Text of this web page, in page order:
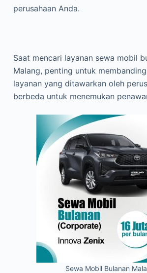
perusahaan Anda.
Saat mencari layanan sewa mobil
Malang, penting untuk
layanan yang ditawarkan oleh
berbeda untuk menemukan
Sewa Mobil Bulanan